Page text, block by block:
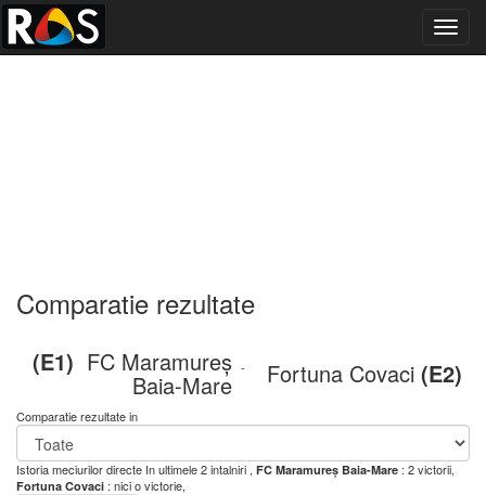
Comparatie rezultate
(E1) FC Maramureș
Baia-Mare
- Fortuna Covaci (E2)
Comparatie rezultate in
Istoria meciurilor directe In ultimele 2 intalniri , FC Maramureș Baia-Mare : 2 victorii,
Fortuna Covaci : nici o victorie,